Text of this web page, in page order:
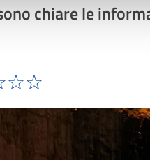
chiare le